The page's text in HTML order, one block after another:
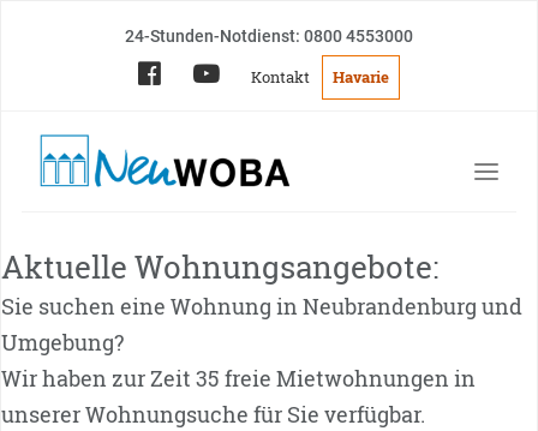
24-Stunden-Notdienst: 0800 4553000
Kontakt Havarie
Aktuelle Wohnungsangebote:
Sie suchen eine Wohnung in Neubrandenburg und
Umgebung?
Wir haben zur Zeit 35 freie Mietwohnungen in
unserer Wohnungsuche für Sie verfügbar.